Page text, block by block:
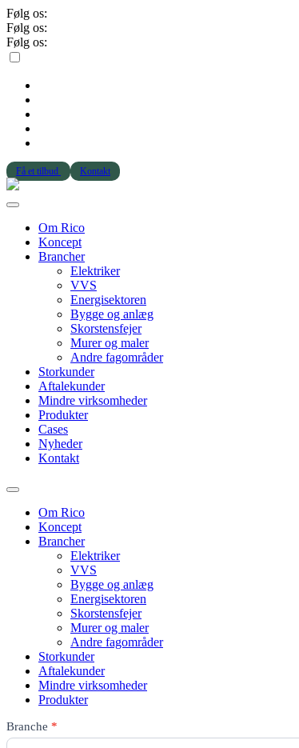
Følg os:
Følg os:
Følg os:
Få et tilbud Kontakt
Om Rico
Koncept
Brancher
Elektriker
VVS
Energisektoren
Bygge og anlæg
Skorstensfejer
Murer og maler
Andre fagområder
Storkunder
Aftalekunder
Mindre virksomheder
Produkter
Cases
Nyheder
Kontakt
Om Rico
Koncept
Brancher
Elektriker
VVS
Bygge og anlæg
Energisektoren
Skorstensfejer
Murer og maler
Andre fagområder
Storkunder
Aftalekunder
Mindre virksomheder
Produkter
Rico
Quote
Branche *